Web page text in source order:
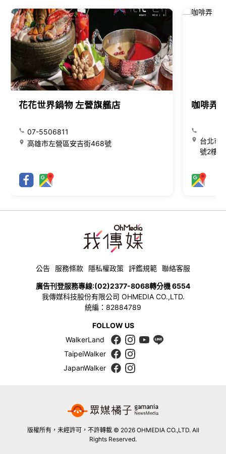
花花世界鍋物 左營旗艦店
07-5506811
高雄市左營區安吉街468號
咖啡弄
台北市
號2樓
公告 服務條款 隱私權政策 評鑑規範 聯絡客服
廣告刊登服務專線:(02)2377-8068轉分機 6554
我傳媒科技股份有限公司 OHMEDIA CO.,LTD.
統編：82884789
FOLLOW US
WalkerLand
TaipeiWalker
JapanWalker
版權所有，未經許可，不許轉載 © 2026 OHMEDIA CO.,LTD. All
Rights Reserved.